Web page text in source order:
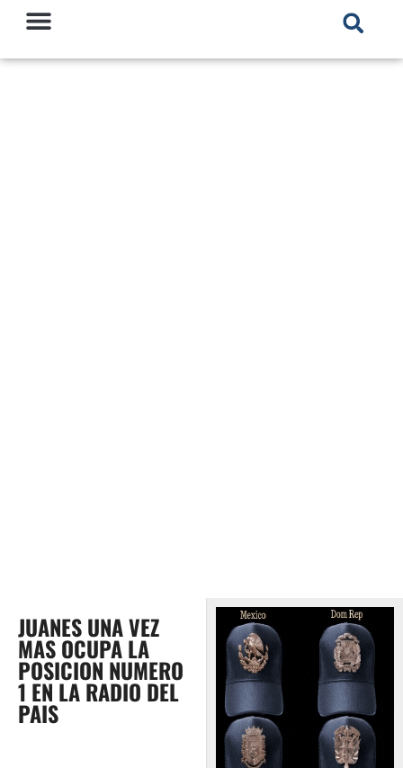
JUANES UNA VEZ
MAS OCUPA LA
POSICION NUMERO
1 EN LA RADIO DEL
PAIS